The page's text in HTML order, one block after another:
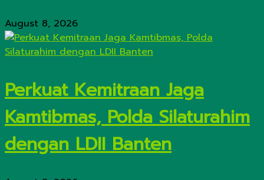
August 8, 2026
Perkuat Kemitraan Jaga
Kamtibmas, Polda Silaturahim
dengan LDII Banten